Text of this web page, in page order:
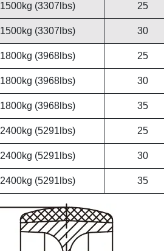
1500kg (3307lbs) 25
1500kg (3307lbs) 30
1800kg (3968lbs) 25
1800kg (3968lbs) 30
1800kg (3968lbs) 35
2400kg (5291lbs) 25
2400kg (5291lbs) 30
2400kg (5291lbs) 35